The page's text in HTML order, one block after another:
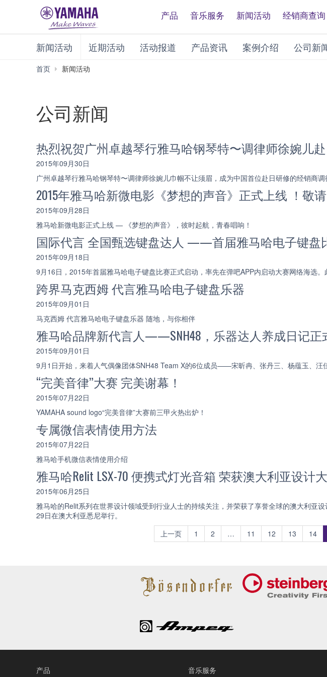
产品 音乐服务 新闻活动 经销商查询
新闻活动 近期活动 活动报道 产品资讯 案例介绍 公司新
首页 新闻活动
公司新闻
热烈祝贺广州卓越琴行雅马哈钢琴特〜调律师徐婉儿
2015年09月30日
广州卓越琴行雅马哈钢琴特〜调律师徐婉儿巾帼不让须眉，成为中国首位赴日研修的经销商调
2015年雅马哈新微电影《梦想的声音》正式上线 ！敬请
2015年09月28日
雅马哈新微电影正式上线 — 《梦想的声音》，彼时起航，青春唱响！
国际代言 全国甄选键盘达人 ——首届雅马哈电子键盘
2015年09月18日
9月16日，2015年首届雅马哈电子键盘比赛正式启动，率先在弹吧APP内启动大赛网络海选
跨界马克西姆 代言雅马哈电子键盘乐器
2015年09月01日
马克西姆 代言雅马哈电子键盘乐器 随地，与你相伴
雅马哈品牌新代言人——SNH48，乐器达人养成日记正
2015年09月01日
9月1日开始，来着人气偶像团体SNH48 Team X的6位成员——宋昕冉、张丹三、杨蕴玉、汪
“完美音律”大赛 完美谢幕！
2015年07月22日
YAMAHA sound logo“完美音律”大赛前三甲火热出炉！
专属微信表情使用方法
2015年07月22日
雅马哈手机微信表情使用介绍
雅马哈Relit LSX-70 便携式灯光音箱 荣获澳大利亚设计
2015年06月25日
雅马哈的Relit系列在世界设计领域受到行业人士的持续关注，并荣获了享誉全球的澳大利亚
29日在澳大利亚悉尼举行。
上一页
1 2 … 11 12 13 14
产品 音乐服务